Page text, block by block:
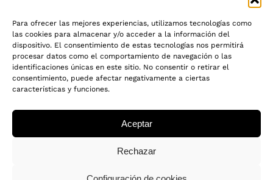
Para ofrecer las mejores experiencias, utilizamos tecnologías como
las cookies para almacenar y/o acceder a la información del
dispositivo. El consentimiento de estas tecnologías nos permitirá
procesar datos como el comportamiento de navegación o las
identificaciones únicas en este sitio. No consentir o retirar el
consentimiento, puede afectar negativamente a ciertas
características y funciones.
Aceptar
Rechazar
INFORMACIÓN
AVISO LEGAL
POLITICA DE PRIVACIDAD
CADENA DE CUSTODIA FSC®